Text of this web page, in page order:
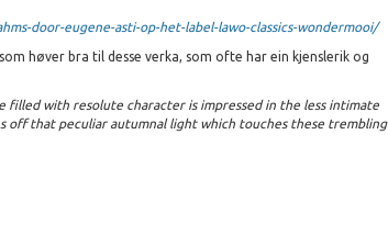
door-eugene-asti-op-het-label-lawo-classics-wondermooi/
høver bra til desse verka, som ofte har ein kjenslerik og
filled with resolute character is impressed in the less intimate
off that peculiar autumnal light which touches these trembling